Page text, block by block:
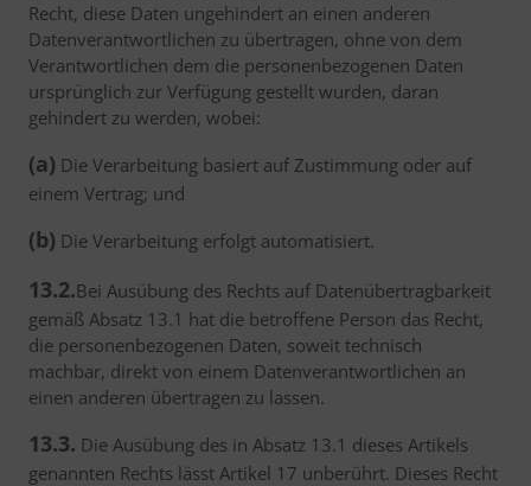
Recht, diese Daten ungehindert an einen anderen
Datenverantwortlichen zu übertragen, ohne von dem
Verantwortlichen dem die personenbezogenen Daten
ursprünglich zur Verfügung gestellt wurden, daran
gehindert zu werden, wobei:
(a) Die Verarbeitung basiert auf Zustimmung oder auf
einem Vertrag; und
(b) Die Verarbeitung erfolgt automatisiert.
13.2.Bei Ausübung des Rechts auf Datenübertragbarkeit
gemäß Absatz 13.1 hat die betroffene Person das Recht,
die personenbezogenen Daten, soweit technisch
machbar, direkt von einem Datenverantwortlichen an
einen anderen übertragen zu lassen.
13.3. Die Ausübung des in Absatz 13.1 dieses Artikels
genannten Rechts lässt Artikel 17 unberührt. Dieses Recht